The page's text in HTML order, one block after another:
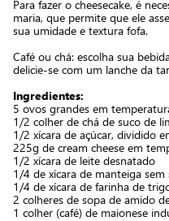
Para fazer o cheesecake, é
maria, que permite que ele
sua umidade e textura fofa.
Café ou chá: escolha sua
delicie-se com um lanche da
Ingredientes:
5 ovos grandes em
1/2 colher de chá de suco de
1/2 xícara de açúcar, dividido
225g de cream cheese em
1/2 xícara de leite desnatado
1/4 de xícara de manteiga
1/4 de xícara de farinha de
2 colheres de sopa de amido
1 colher (café) de maionese